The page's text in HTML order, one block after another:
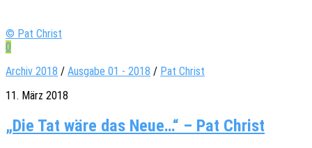
© Pat Christ
0
Archiv 2018 / Ausgabe 01 - 2018 / Pat Christ
11. März 2018
„Die Tat wäre das Neue…“ – Pat Christ